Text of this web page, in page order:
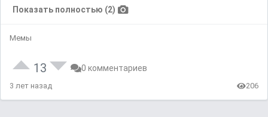
Показать полностью (2)
Мемы
13 0 комментариев
3 лет назад 206